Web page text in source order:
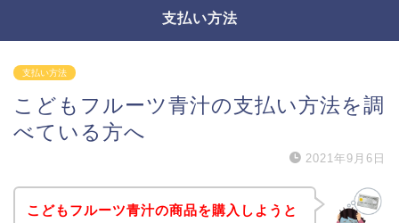
支払い方法
支払い方法
こどもフルーツ青汁の支払い方法を調
べている方へ
2021年9月6日
こどもフルーツ青汁の商品を購入しようと